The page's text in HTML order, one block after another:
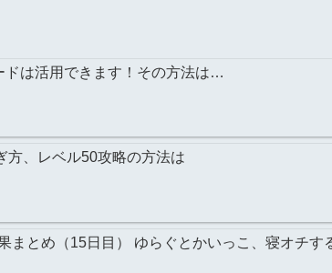
ドは活用できます！その方法は…
方、レベル50攻略の方法は
まとめ（15日目） ゆらぐとかいっこ、寝オチす